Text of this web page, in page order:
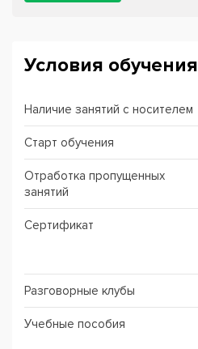
Условия обучения
Наличие занятий с носителем
Старт обучения
Отработка пропущенных
занятий
Сертификат
Разговорные клубы
Учебные пособия